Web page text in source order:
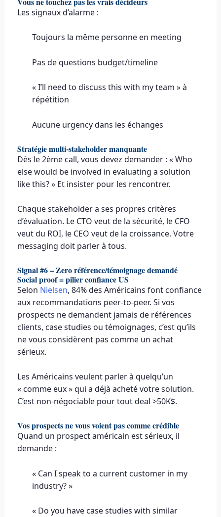
Les signaux d’alarme :
Toujours la même personne en meeting
Pas de questions budget/timeline
« I’ll need to discuss this with my team » à
répétition
Aucune urgency dans les échanges
Stratégie multi-stakeholder manquante
Dès le 2ème call, vous devez demander : « Who
else would be involved in evaluating a solution
like this? » Et insister pour les rencontrer.
Chaque stakeholder a ses propres critères
d’évaluation. Le CTO veut de la sécurité, le CFO
veut du ROI, le CEO veut de la croissance. Votre
messaging doit parler à tous.
Signal #6 – Zero référence/témoignage demandé
Social proof = pilier confiance US
Selon Nielsen, 84% des Américains font confiance
aux recommandations peer-to-peer. Si vos
prospects ne demandent jamais de références
clients, case studies ou témoignages, c’est qu’ils
ne vous considèrent pas comme un achat
sérieux.
Les Américains veulent parler à quelqu’un
« comme eux » qui a déjà acheté votre solution.
C’est non-négociable pour tout deal >50K$.
Vos prospects ne vous voient pas comme crédible
Quand un prospect américain est sérieux, il
demande :
« Can I speak to a current customer in my
industry? »
« Do you have case studies with similar